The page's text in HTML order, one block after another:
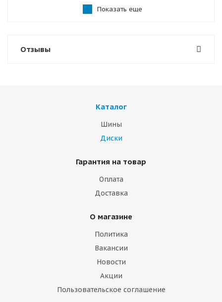
Показать еще
Отзывы
Каталог
Шины
Диски
Гарантия на товар
Оплата
Доставка
О магазине
Политика
Вакансии
Новости
Акции
Пользовательское соглашение